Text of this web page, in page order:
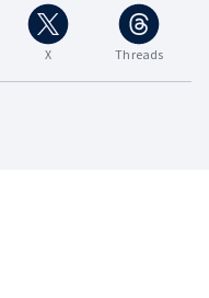
X Threads